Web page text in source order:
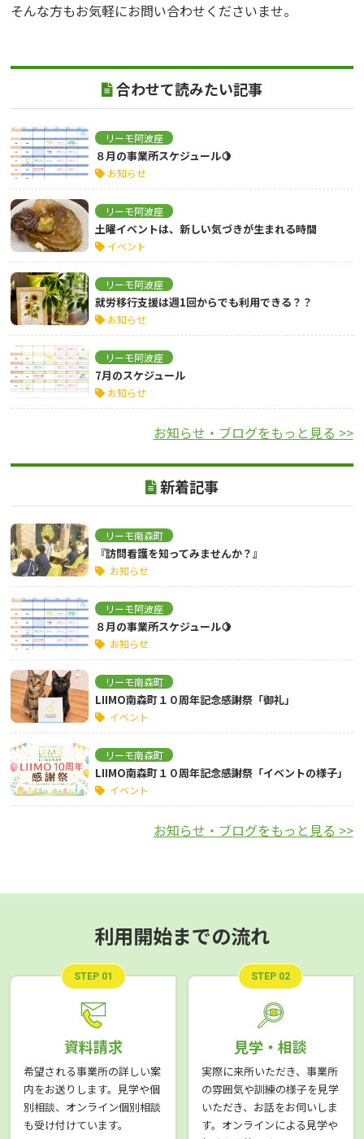
そんな方もお気軽にお問い合わせくださいませ。
合わせて読みたい記事
リーモ阿波座
８月の事業所スケジュール🍋
お知らせ
リーモ阿波座
土曜イベントは、新しい気づきが生まれる時間
イベント
リーモ阿波座
就労移行支援は週1回からでも利用できる？？
お知らせ
リーモ阿波座
7月のスケジュール
お知らせ
お知らせ・ブログをもっと見る >>
新着記事
リーモ南森町
『訪問看護を知ってみませんか？』
お知らせ
リーモ阿波座
８月の事業所スケジュール🍋
お知らせ
リーモ南森町
LIIMO南森町１０周年記念感謝祭「御礼」
イベント
リーモ南森町
LIIMO南森町１０周年記念感謝祭「イベントの様子」
イベント
お知らせ・ブログをもっと見る >>
利用開始までの流れ
STEP 01
資料請求
希望される事業所の詳しい案
内をお送りします。見学や個
別相談、オンライン個別相談
も受け付けています。
STEP 02
見学・相談
実際に来所いただき、事業所
の雰囲気や訓練の様子を見学
いただき、お話をお伺いしま
す。オンラインによる見学や